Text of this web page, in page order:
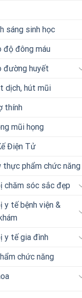
sáng sinh học
độ đông máu
đường huyết
dịch, hút mũi
thính
mũi họng
Điện Tử
thực phẩm chức năng
chăm sóc sắc đẹp
y tế bệnh viện &
y tế gia đình
chức năng